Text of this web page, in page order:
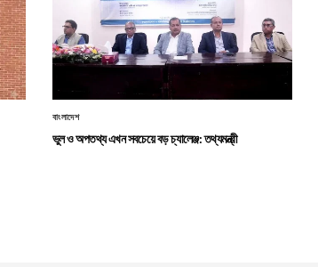
বাংলাদেশ
ভুল ও অপতথ্য এখন সবচেয়ে বড় চ্যালেঞ্জ: তথ্যমন্ত্রী